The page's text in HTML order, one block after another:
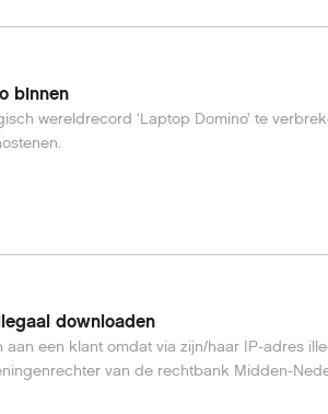
binnen
wereldrecord ‘Laptop Domino’ te
downloaden
een klant omdat via zijn/haar IP-adres
van de rechtbank Midden-